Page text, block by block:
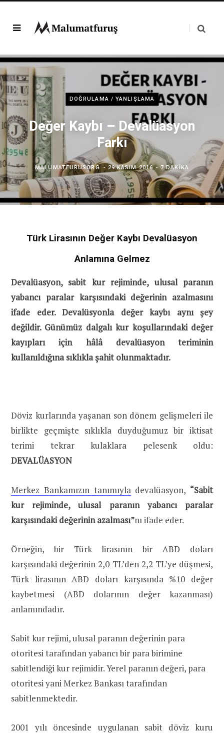
DOĞRULAMA / YANLIŞLAMA
Değer Kaybı – Devalüasyon
Farkı
MALUMATFURUSORG 29 KASIM 2016 7 DAKIKA
Türk Lirasının Değer Kaybı Devalüasyon
Anlamına Gelmez
Devalüasyon, sabit kur rejiminde, ulusal paranın
yabancı paralar karşısındaki değerinin azalmasını
ifade eder. Devalüsyonla değer kaybı aynı şey
değildir. Günümüz dalgalı kur koşullarındaki değer
kayıpları için hâlâ devalüasyon teriminin
kullanıldığına sıklıkla şahit olunmaktadır.
Döviz kurlarında yaşanan son dönem gelişmeleri ile
birlikte geçmişte sıklıkla duyduğumuz bir iktisat
terimi tekrar kulaklara pelesenk oldu:
DEVALÜASYON
Merkez Bankamızın tanımıyla devalüasyon, “Sabit
kur rejiminde, ulusal paranın yabancı paralar
karşısındaki değerinin azalması”nı ifade eder.
Örneğin, bir Türk lirasının bir ABD doları
karşısındaki değerinin 2,0 TL’den 2,2 TL’ye düşmesi,
Türk lirasının ABD doları karşısında %10 değer
kaybetmesi (ABD dolarının değer kazanması)
anlamındadır.
Sabit kur rejimi, ulusal paranın değerinin para
otoritesi tarafından yabancı bir para birimine
sabitlendiği kur rejimidir. Yerel paranın değeri, para
otoritesi yani Merkez Bankası tarafından
sabitlenmektedir.
2001 yılı öncesinde uygulanan sabit döviz kuru